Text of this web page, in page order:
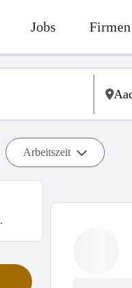
Jobs Firmen
Arbeitszeit
.